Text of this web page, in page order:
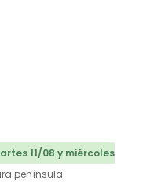
11/08 y miércoles
península.